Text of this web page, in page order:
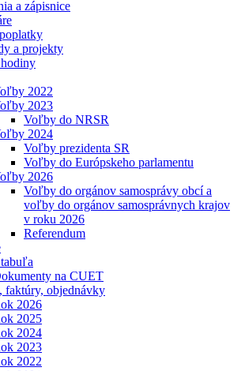
a zápisnice
a projekty
2022
2023
Voľby do NRSR
2024
Voľby prezidenta SR
Voľby do Európskeho parlamentu
2026
Voľby do orgánov samosprávy obcí a
voľby do orgánov samosprávnych krajov
v roku 2026
Referendum
na CUET
faktúry, objednávky
2026
2025
2024
2023
2022